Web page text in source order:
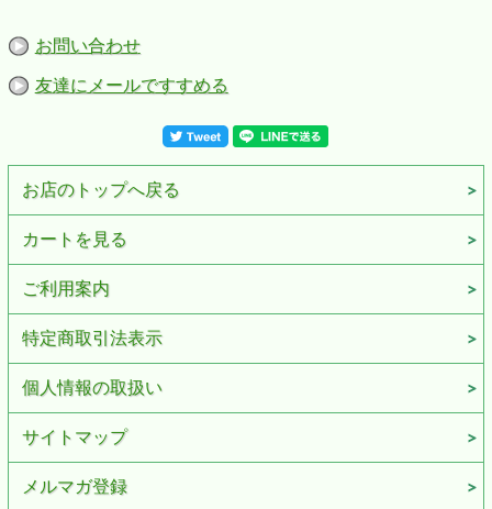
お問い合わせ
友達にメールですすめる
お店のトップへ戻る
カートを見る
ご利用案内
特定商取引法表示
個人情報の取扱い
サイトマップ
メルマガ登録